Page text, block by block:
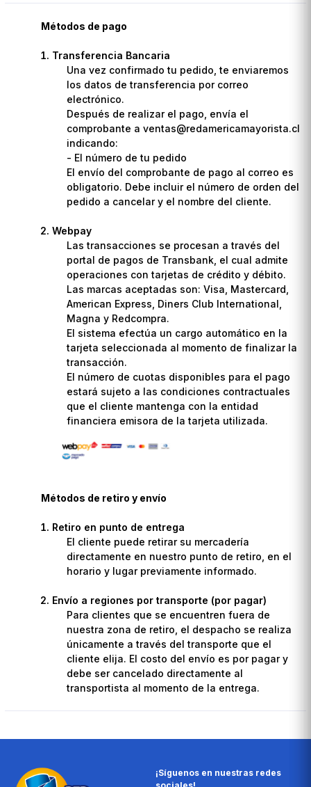
Métodos de pago
Transferencia Bancaria
Una vez confirmado tu pedido, te enviaremos
los datos de transferencia por correo
electrónico.
Después de realizar el pago, envía el
comprobante a ventas@redamericamayorista.cl
indicando:
- El número de tu pedido
El envío del comprobante de pago al correo es
obligatorio. Debe incluir el número de orden del
pedido a cancelar y el nombre del cliente.
Webpay
Las transacciones se procesan a través del
portal de pagos de Transbank, el cual admite
operaciones con tarjetas de crédito y débito.
Las marcas aceptadas son: Visa, Mastercard,
American Express, Diners Club International,
Magna y Redcompra.
El sistema efectúa un cargo automático en la
tarjeta seleccionada al momento de finalizar la
transacción.
El número de cuotas disponibles para el pago
estará sujeto a las condiciones contractuales
que el cliente mantenga con la entidad
financiera emisora de la tarjeta utilizada.
Métodos de retiro y envío
Retiro en punto de entrega
El cliente puede retirar su mercadería
directamente en nuestro punto de retiro, en el
horario y lugar previamente informado.
Envío a regiones por transporte (por pagar)
Para clientes que se encuentren fuera de
nuestra zona de retiro, el despacho se realiza
únicamente a través del transporte que el
cliente elija. El costo del envío es por pagar y
debe ser cancelado directamente al
transportista al momento de la entrega.
¡Síguenos en nuestras redes